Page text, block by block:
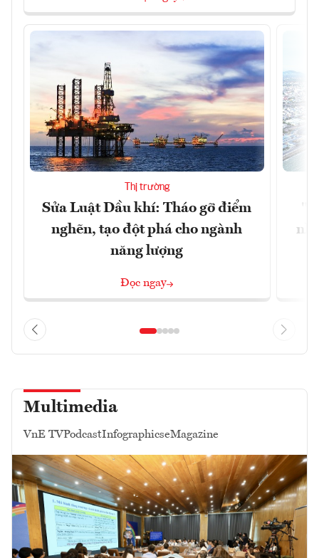
Thị trường
Sửa Luật Dầu khí: Tháo gỡ điểm
nghẽn, tạo đột phá cho ngành
năng lượng
Đọc ngay
Multimedia
VnE TVPodcastInfographicseMagazine